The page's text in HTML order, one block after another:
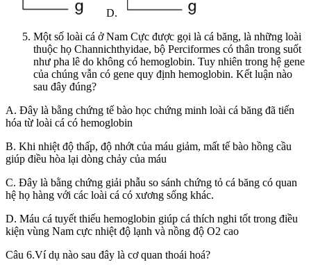
D.
Một số loài cá ở Nam Cực được gọi là cá băng, là những loài
thuộc họ Channichthyidae, bộ Perciformes có thân trong suốt
như pha lê do không có hemoglobin. Tuy nhiên trong hệ gene
của chúng vẫn có gene quy định hemoglobin. Kết luận nào
sau đây đúng?
A. Đây là bằng chứng tế bào học chứng minh loài cá băng đã tiến
hóa từ loài cá có hemoglobin
B. Khi nhiệt độ thấp, độ nhớt của máu giảm, mất tế bào hồng cầu
giúp điều hòa lại dòng chảy của máu
C. Đây là bằng chứng giải phẫu so sánh chứng tỏ cá băng có quan
hệ họ hàng với các loài cá có xương sống khác.
D. Máu cá tuyết thiếu hemoglobin giúp cá thích nghi tốt trong điều
kiện vùng Nam cực nhiệt độ lạnh và nồng độ O2 cao
Câu 6.Ví dụ nào sau đây là cơ quan thoái hoá?